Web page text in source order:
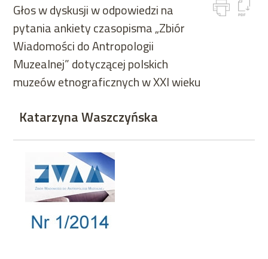
Głos w dyskusji w odpowiedzi na
pytania ankiety czasopisma „Zbiór
Wiadomości do Antropologii
Muzealnej” dotyczącej polskich
muzeów etnograficznych w XXI wieku
Katarzyna Waszczyńska